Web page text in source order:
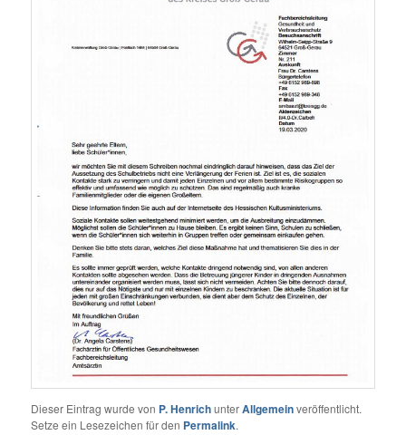
Dieser Eintrag wurde von P. HenrichunterAllgemeinveröffentlicht.
Setze ein Lesezeichen für den Permalink.